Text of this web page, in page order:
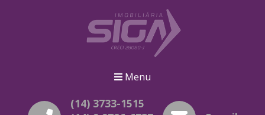
Menu
(14) 3733-1515